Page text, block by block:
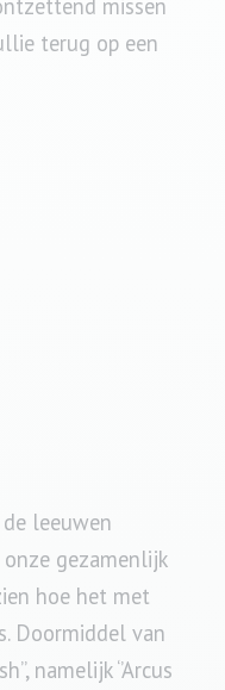
terug op een
leeuwen
gezamenlijk
hoe het met
Doormiddel van
namelijk ‘’Arcus